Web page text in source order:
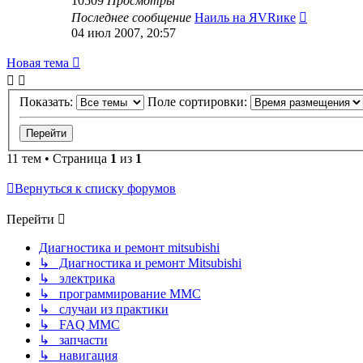
Последнее сообщение Наиль на ЯVRике
04 июл 2007, 20:57
Новая тема
Показать: Поле сортировки:
11 тем • Страница 1 из 1
Вернуться к списку форумов
Перейти
Диагностика и ремонт mitsubishi
↳ Диагностика и ремонт Mitsubishi
↳ электрика
↳ программирование MMC
↳ случаи из практики
↳ FAQ MMC
↳ запчасти
↳ навигация